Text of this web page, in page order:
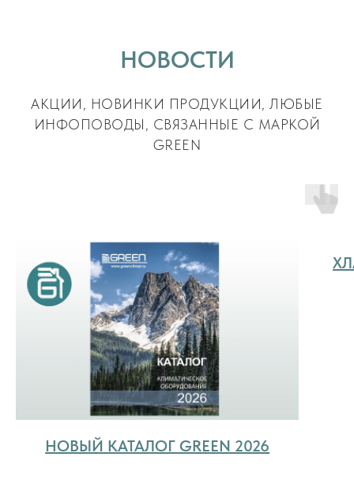
НОВОСТИ
АКЦИИ, НОВИНКИ ПРОДУКЦИИ, ЛЮБЫЕ
ИНФОПОВОДЫ, СВЯЗАННЫЕ С МАРКОЙ
GREEN
НОВЫЙ КАТАЛОГ GREEN 2026